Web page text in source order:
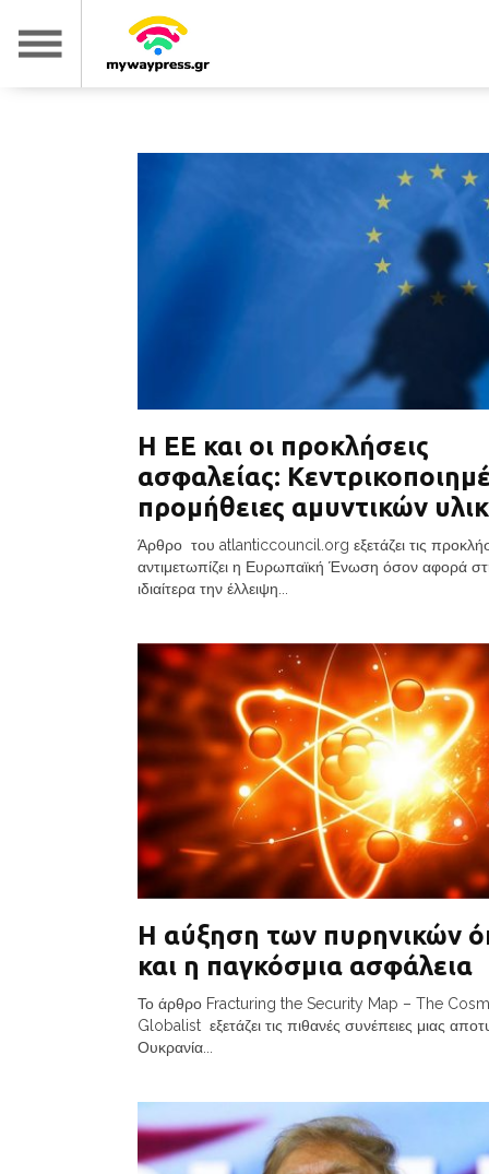
Η ΕΕ και οι προκλήσεις
ασφαλείας:
προμήθειες αμυντικών
Άρθρο του atlanticcouncil.org εξετάζει τις
αντιμετωπίζει η Ευρωπαϊκή Ένωση όσον αφορά
ιδιαίτερα την έλλειψη...
Η αύξηση των πυρηνικών
και η παγκόσμια ασφάλεια
Το άρθρο Fracturing the Security Map – The
Globalist εξετάζει τις πιθανές συνέπειες μιας
Ουκρανία...